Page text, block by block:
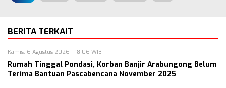
BERITA TERKAIT
Kamis, 6 Agustus 2026 - 18:06 WIB
Rumah Tinggal Pondasi, Korban Banjir Arabungong Belum
Terima Bantuan Pascabencana November 2025